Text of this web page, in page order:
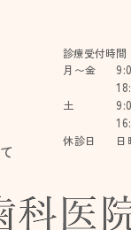
診療受付時間
月〜金
土
休診日 日